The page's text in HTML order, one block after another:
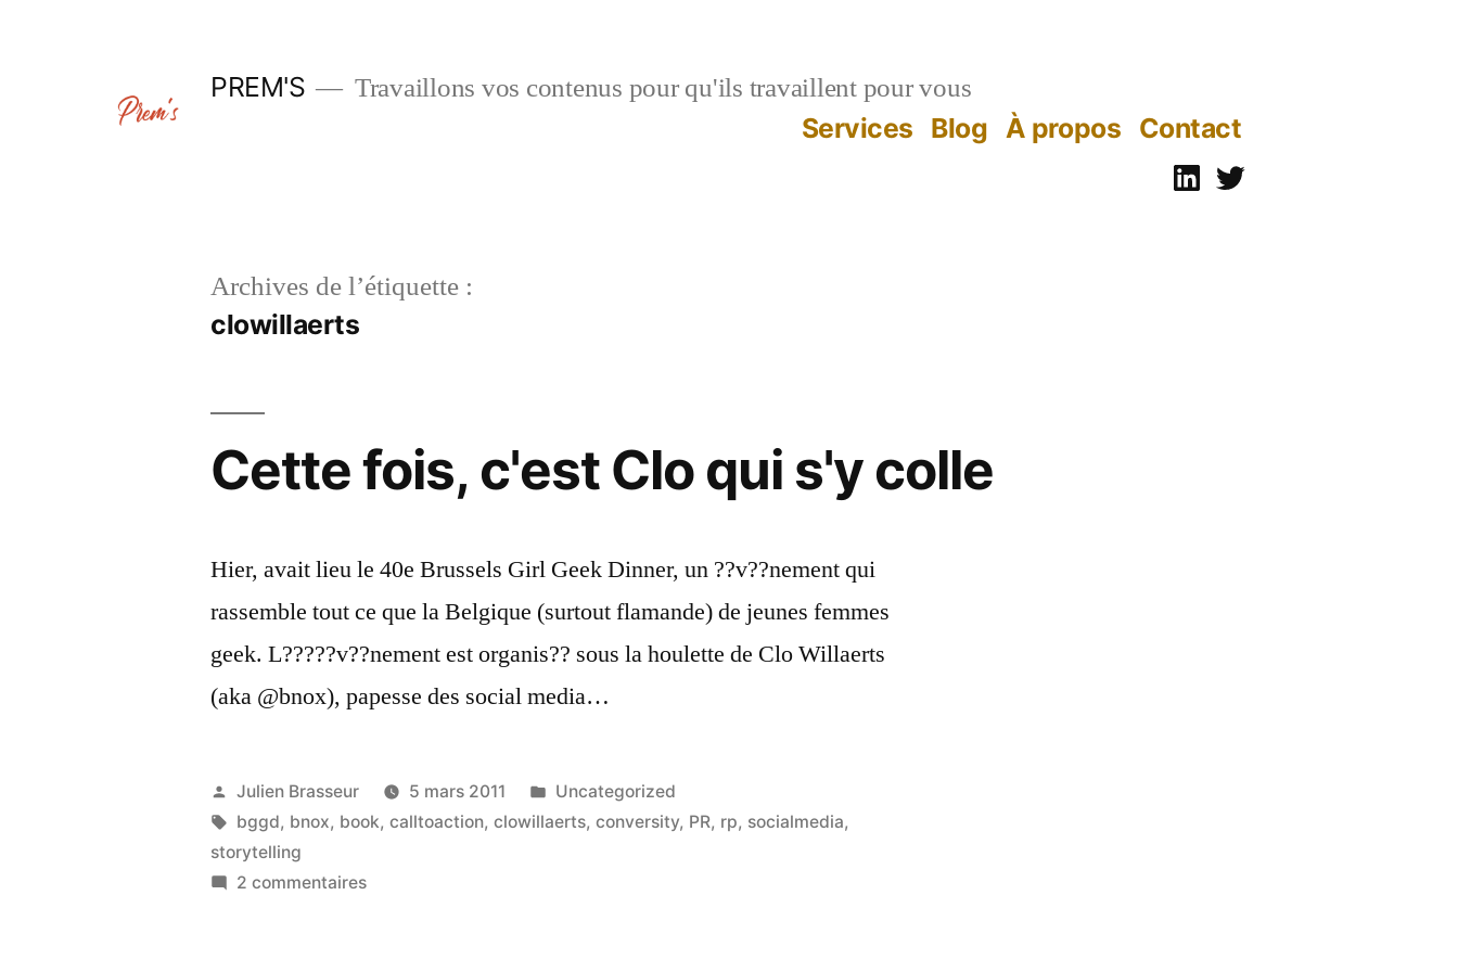
PREM'S Travaillons vos contenus pour qu'ils travaillent pour vous
Services Blog À propos Contact
Linkedin
Archives de l’étiquette :
clowillaerts
Cette fois, c'est Clo qui s'y colle
Hier, avait lieu le 40e Brussels Girl Geek Dinner, un ??v??nement qui
rassemble tout ce que la Belgique (surtout flamande) de jeunes femmes
geek. L?????v??nement est organis?? sous la houlette de Clo Willaerts
(aka @bnox), papesse des social media…
Publié
par
Julien Brasseur 5 mars 2011
Publié
dans
Uncategorized
Étiquettes :
bggd, bnox, book,calltoaction,clowillaerts,conversity, PR, rp, socialmedia,
storytelling
2 commentairessur